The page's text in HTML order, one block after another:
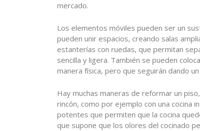
mercado.
Los elementos móviles pueden ser un
pueden unir espacios, creando salas
estanterías con ruedas, que permitan
sencilla y ligera. También se pueden
manera física, pero que seguirán dando
Hay muchas maneras de reformar un
rincón, como por ejemplo con una cocina
potentes que permiten que la cocina
que supone que los olores del cocinado